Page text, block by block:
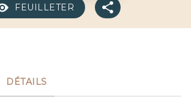
FEUILLETER
DÉTAILS